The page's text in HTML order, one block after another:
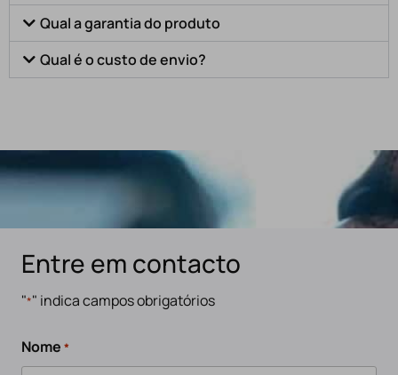
Qual a garantia do produto
Qual é o custo de envio?
Entre em contacto
"*" indica campos obrigatórios
Nome *